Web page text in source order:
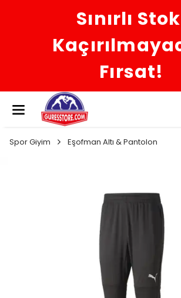
Sınırlı
Fırsat!
Spor Giyim Eşofman Altı & Pantolon